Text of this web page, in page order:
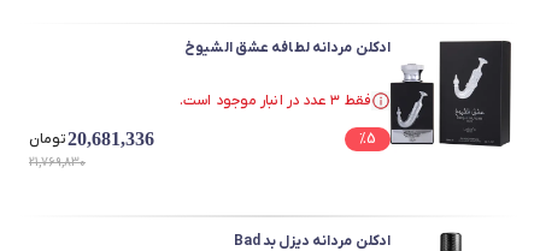
ادکلن مردانه لطافه عشق الشیوخ
فقط ۳ عدد در انبار موجود است.
فقط ۳ عدد در انبار موجود است.
%5
20,681,336تومان
21,769,830
ادکلن مردانه دیزل بد Bad